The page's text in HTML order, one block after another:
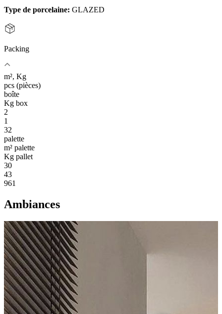
Type de porcelaine: GLAZED
Packing
m², Kg
pcs (pièces)
boîte
Kg box
2
1
32
palette
m² palette
Kg pallet
30
43
961
Ambiances